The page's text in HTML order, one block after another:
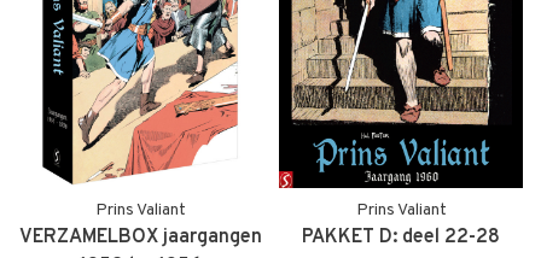
Prins Valiant
VERZAMELBOX jaargangen
Prins Valiant
PAKKET D: deel 22-28